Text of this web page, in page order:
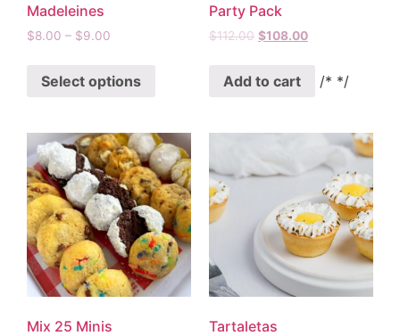
Madeleines
$8.00 – $9.00
Select options
Party Pack
$112.00 $108.00
Add to cart /* */
Mix 25 Minis Tartaletas